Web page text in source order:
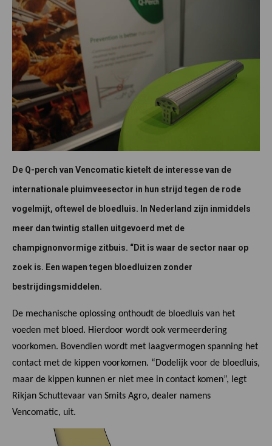
De Q-perch van Vencomatic kietelt de interesse van de
internationale pluimveesector in hun strijd tegen de rode
vogelmijt, oftewel de bloedluis. In Nederland zijn inmiddels
meer dan twintig stallen uitgevoerd met de
champignonvormige zitbuis. “Dit is waar de sector naar op
zoek is. Een wapen tegen bloedluizen zonder
bestrijdingsmiddelen.
De mechanische oplossing onthoudt de bloedluis van het
voeden met bloed. Hierdoor wordt ook vermeerdering
voorkomen. Bovendien wordt met laagvermogen spanning het
contact met de kippen voorkomen. “Dodelijk voor de bloedluis,
maar de kippen kunnen er niet mee in contact komen”, legt
Rikjan Schuttevaar van Smits Agro, dealer namens
Vencomatic, uit.